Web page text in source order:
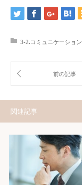
3-2.コミュニケーション
関連記事